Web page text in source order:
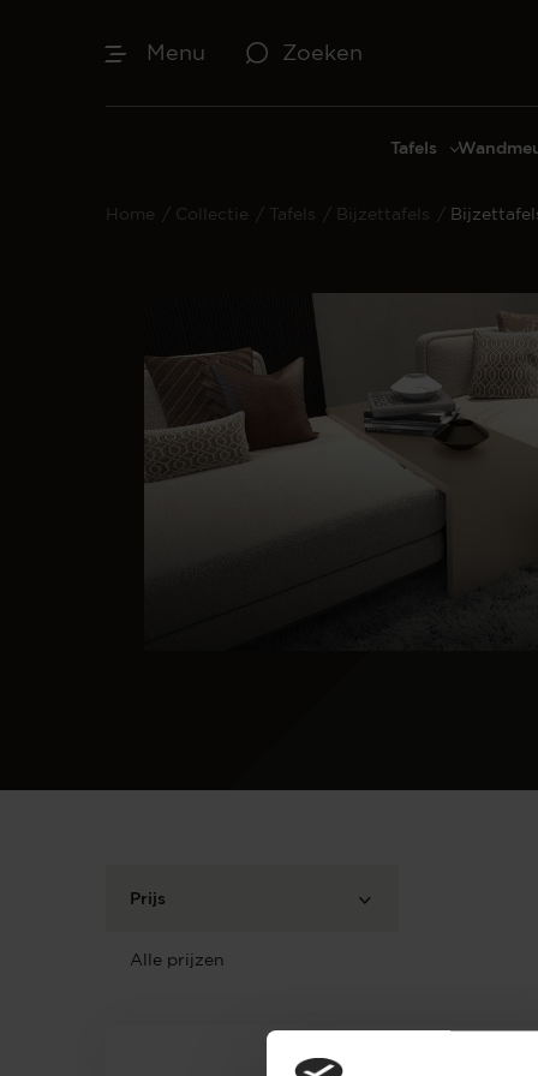
Menu Zoeken
Tafels
TV-
TV-
Dressoirs
Make-
Home / Collectie / Tafels / Bijzettafels /
Prijs
Alle prijzen